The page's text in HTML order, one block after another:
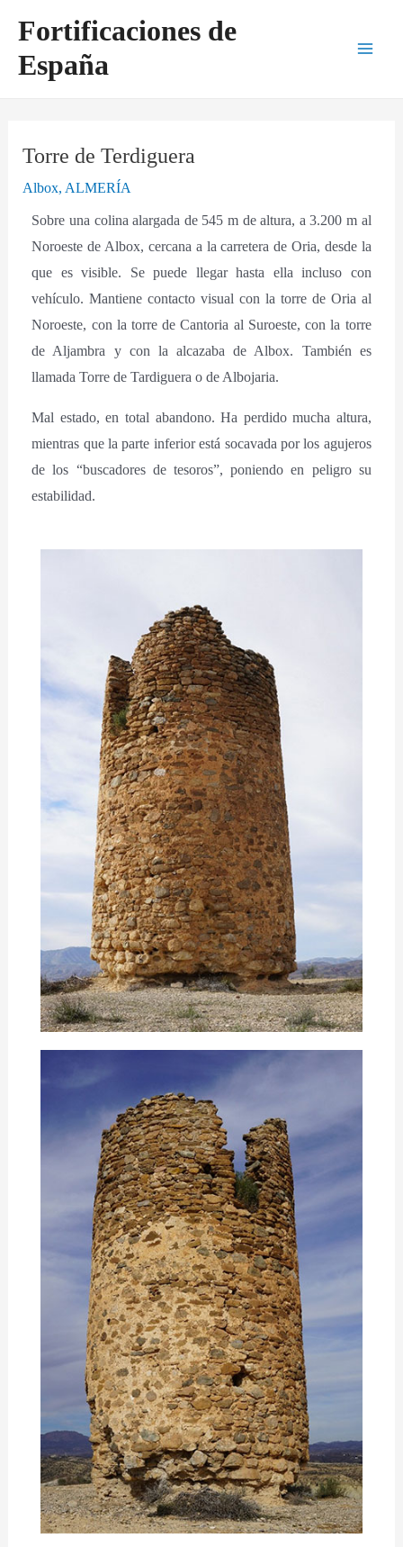
contenido
Fortificaciones de
España
Torre de Terdiguera
Albox,ALMERÍA
Sobre una colina alargada de 545 m de altura, a 3.200 m al
Noroeste de Albox, cercana a la carretera de Oria, desde la
que es visible. Se puede llegar hasta ella incluso con
vehículo. Mantiene contacto visual con la torre de Oria al
Noroeste, con la torre de Cantoria al Suroeste, con la torre
de Aljambra y con la alcazaba de Albox. También es
llamada Torre de Tardiguera o de Albojaria.
Mal estado, en total abandono. Ha perdido mucha altura,
mientras que la parte inferior está socavada por los agujeros
de los “buscadores de tesoros”, poniendo en peligro su
estabilidad.
de
entradas